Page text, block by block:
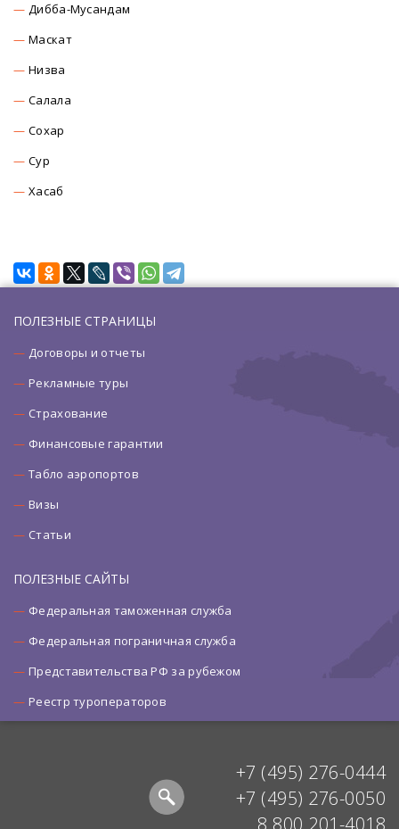
Дибба-Мусандам
Маскат
Низва
Салала
Сохар
Сур
Хасаб
ПОЛЕЗНЫЕ СТРАНИЦЫ
Договоры и отчеты
Рекламные туры
Страхование
Финансовые гарантии
Табло аэропортов
Визы
Статьи
ПОЛЕЗНЫЕ САЙТЫ
Федеральная таможенная служба
Федеральная пограничная служба
Представительства РФ за рубежом
Реестр туроператоров
+7 (495) 276-0444
+7 (495) 276-0050
8 800 201-4018